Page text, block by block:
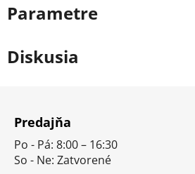
Parametre
Diskusia
Predajňa
Po - Pá: 8:00 – 16:30
So - Ne: Zatvorené